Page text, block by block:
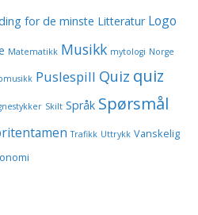
for de minste Litteratur Logo
Matematikk Musikk mytologi Norge
Puslespill Quiz quiz
Skilt Språk Spørsmål
Trafikk Uttrykk Vanskelig